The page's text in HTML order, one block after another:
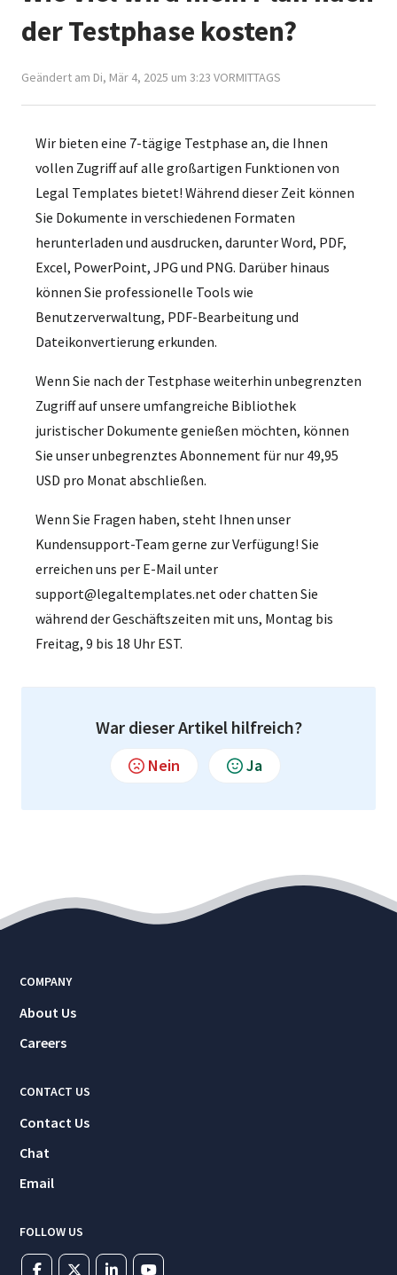
der Testphase kosten?
Geändert am Di, Mär 4, 2025 um 3:23 VORMITTAGS
Wir bieten eine 7-tägige Testphase an, die Ihnen
vollen Zugriff auf alle großartigen Funktionen von
Legal Templates bietet! Während dieser Zeit können
Sie Dokumente in verschiedenen Formaten
herunterladen und ausdrucken, darunter Word, PDF,
Excel, PowerPoint, JPG und PNG. Darüber hinaus
können Sie professionelle Tools wie
Benutzerverwaltung, PDF-Bearbeitung und
Dateikonvertierung erkunden.
Wenn Sie nach der Testphase weiterhin unbegrenzten
Zugriff auf unsere umfangreiche Bibliothek
juristischer Dokumente genießen möchten, können
Sie unser unbegrenztes Abonnement für nur 49,95
USD pro Monat abschließen.
Wenn Sie Fragen haben, steht Ihnen unser
Kundensupport-Team gerne zur Verfügung! Sie
erreichen uns per E-Mail unter
support@legaltemplates.net oder chatten Sie
während der Geschäftszeiten mit uns, Montag bis
Freitag, 9 bis 18 Uhr EST.
War dieser Artikel hilfreich?
Nein Ja
COMPANY
About Us
Careers
CONTACT US
Contact Us
Chat
Email
FOLLOW US